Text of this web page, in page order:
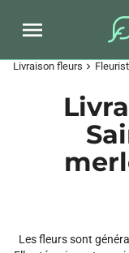
Livraison fleurs chevron_right
Les fleurs sont